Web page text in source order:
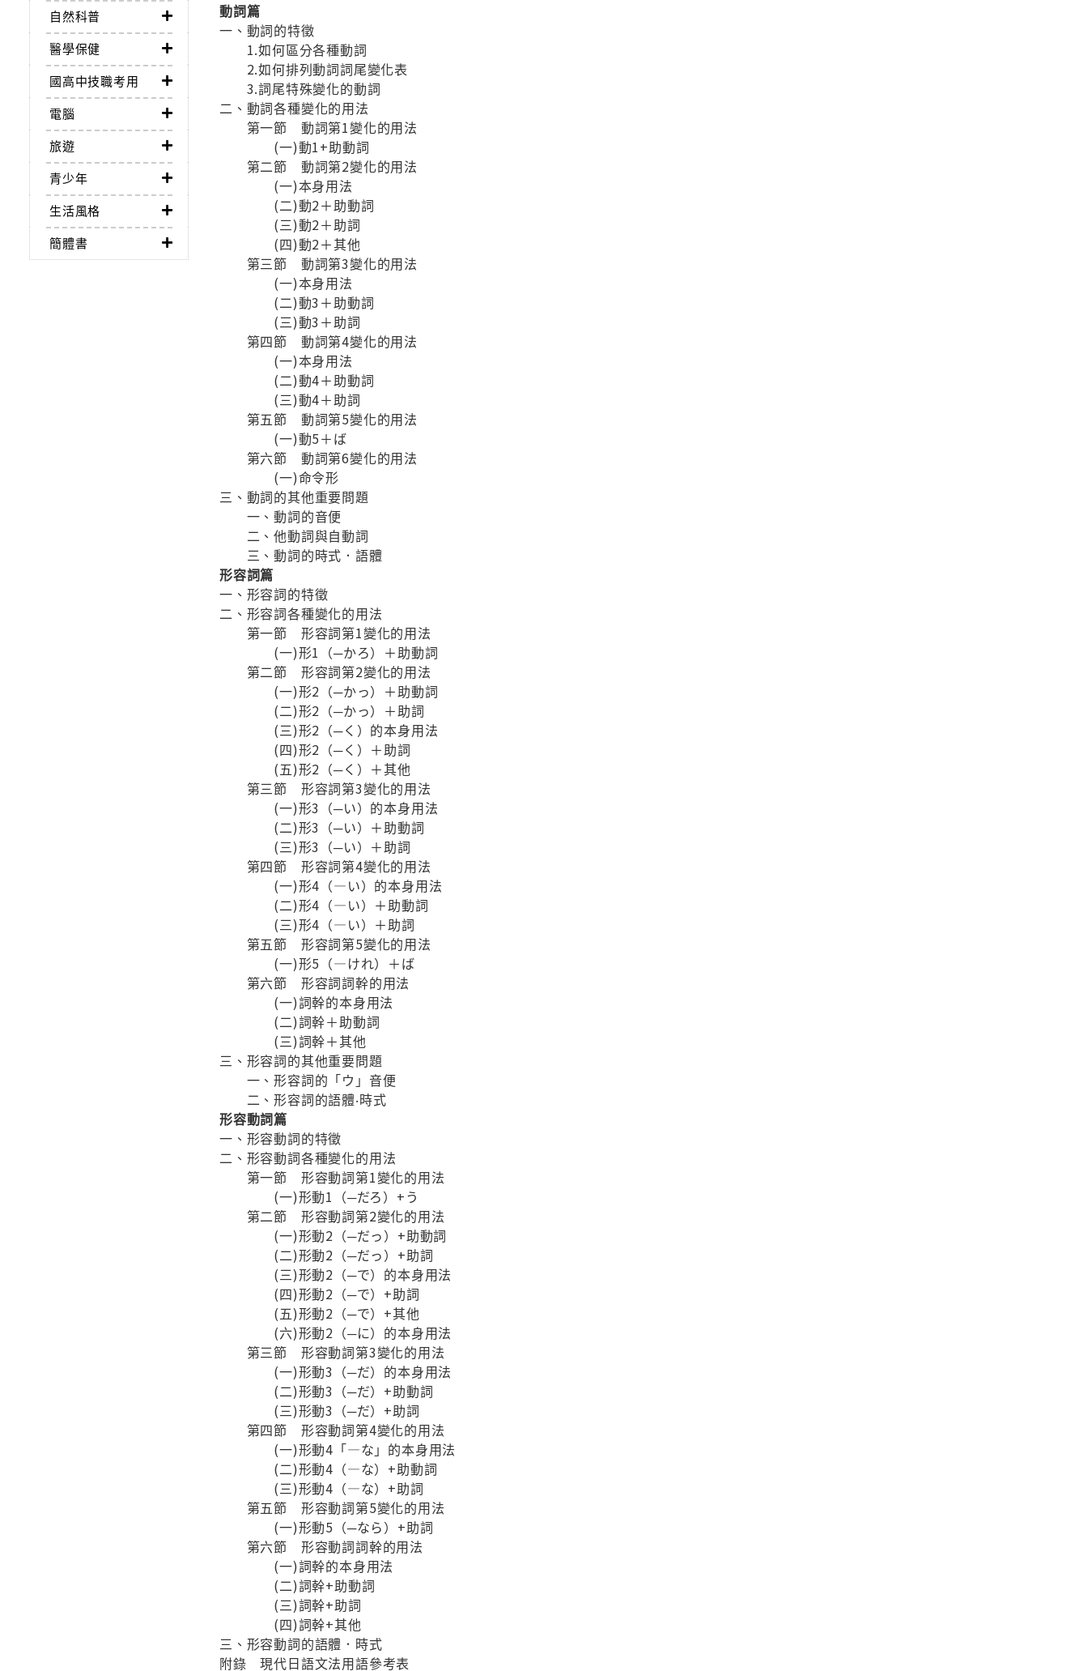
自然科普
醫學保健
國高中技職考用
電腦
旅遊
青少年
生活風格
簡體書
動詞篇
一、動詞的特徵
1.如何區分各種動詞
2.如何排列動詞詞尾變化表
3.詞尾特殊變化的動詞
二、動詞各種變化的用法
第一節 動詞第1變化的用法
(一)動1+助動詞
第二節 動詞第2變化的用法
(一)本身用法
(二)動2＋助動詞
(三)動2＋助詞
(四)動2＋其他
第三節 動詞第3變化的用法
(一)本身用法
(二)動3＋助動詞
(三)動3＋助詞
第四節 動詞第4變化的用法
(一)本身用法
(二)動4＋助動詞
(三)動4＋助詞
第五節 動詞第5變化的用法
(一)動5＋ば
第六節 動詞第6變化的用法
(一)命令形
三、動詞的其他重要問題
一、動詞的音便
二、他動詞與自動詞
三、動詞的時式．語體
形容詞篇
一、形容詞的特徵
二、形容詞各種變化的用法
第一節 形容詞第1變化的用法
(一)形1（─かろ）＋助動詞
第二節 形容詞第2變化的用法
(一)形2（─かっ）＋助動詞
(二)形2（─かっ）＋助詞
(三)形2（─く）的本身用法
(四)形2（─く）＋助詞
(五)形2（─く）＋其他
第三節 形容詞第3變化的用法
(一)形3（─い）的本身用法
(二)形3（─い）＋助動詞
(三)形3（─い）＋助詞
第四節 形容詞第4變化的用法
(一)形4（—い）的本身用法
(二)形4（—い）＋助動詞
(三)形4（—い）＋助詞
第五節 形容詞第5變化的用法
(一)形5（—けれ）＋ば
第六節 形容詞詞幹的用法
(一)詞幹的本身用法
(二)詞幹＋助動詞
(三)詞幹＋其他
三、形容詞的其他重要問題
一、形容詞的「ウ」音便
二、形容詞的語體‧時式
形容動詞篇
一、形容動詞的特徵
二、形容動詞各種變化的用法
第一節 形容動詞第1變化的用法
(一)形動1（─だろ）+う
第二節 形容動詞第2變化的用法
(一)形動2（─だっ）+助動詞
(二)形動2（─だっ）+助詞
(三)形動2（─で）的本身用法
(四)形動2（─で）+助詞
(五)形動2（─で）+其他
(六)形動2（─に）的本身用法
第三節 形容動詞第3變化的用法
(一)形動3（─だ）的本身用法
(二)形動3（─だ）+助動詞
(三)形動3（─だ）+助詞
第四節 形容動詞第4變化的用法
(一)形動4「—な」的本身用法
(二)形動4（—な）+助動詞
(三)形動4（—な）+助詞
第五節 形容動詞第5變化的用法
(一)形動5（─なら）+助詞
第六節 形容動詞詞幹的用法
(一)詞幹的本身用法
(二)詞幹+助動詞
(三)詞幹+助詞
(四)詞幹+其他
三、形容動詞的語體．時式
附錄 現代日語文法用語參考表